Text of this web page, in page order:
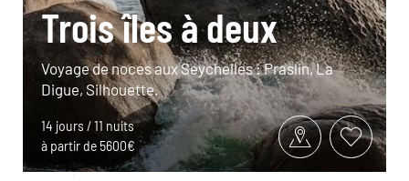
Trois îles à deux
Voyage de noces aux Seychelles : Praslin, La
Digue, Silhouette.
14 jours / 11 nuits
à partir de 5600€